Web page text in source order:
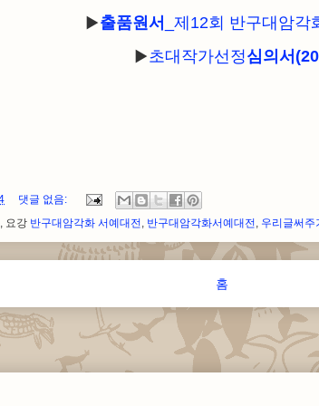
▶출품원서
_제12회 반구대암
▶초대작가선정심의서
댓글 없음:
요강 반구대암각화 서예대전, 반구대암각화서예대전, 우리글써주
홈
피드 구독하기: 글 (Atom)